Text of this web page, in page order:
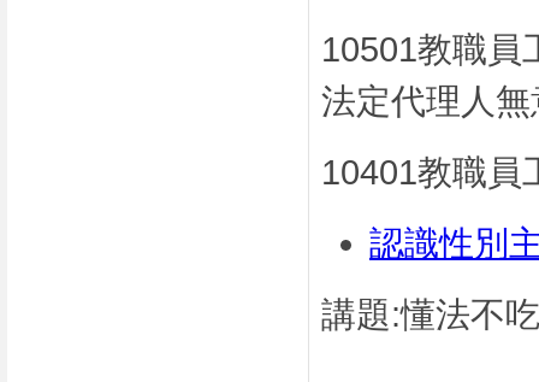
10501教職員
法定代理人
10401教職員
認識性別
講題:懂法不